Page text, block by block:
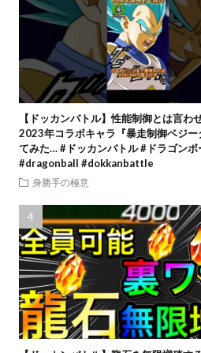
【ドッカンバトル】性能制御とは言わ
2023年コラボキャラ『暴走制御ベジー
てみた… #ドッカンバトル #ドラゴンボ
#dragonball #dokkanbattle
身勝手の極意